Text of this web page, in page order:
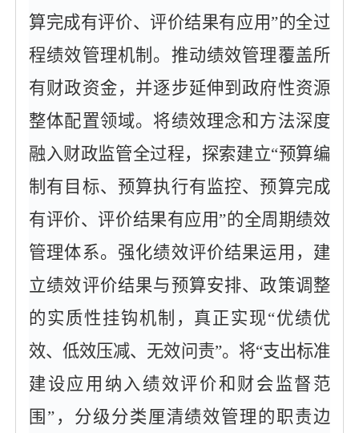
算完成有评价、评价结果有应用”的全过
程绩效管理机制。推动绩效管理覆盖所
有财政资金，并逐步延伸到政府性资源
整体配置领域。将绩效理念和方法深度
融入财政监管全过程，探索建立“预算编
制有目标、预算执行有监控、预算完成
有评价、评价结果有应用”的全周期绩效
管理体系。强化绩效评价结果运用，建
立绩效评价结果与预算安排、政策调整
的实质性挂钩机制，真正实现“优绩优
效、低效压减、无效问责”。将“支出标准
建设应用纳入绩效评价和财会监督范
围”，分级分类厘清绩效管理的职责边